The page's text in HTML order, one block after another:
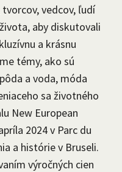
vedcov, ľudí
aby diskutovali
a krásnu
témy, ako sú
a voda, móda
sa životného
New European
2024 v Parc du
a histórie v Bruseli.
výročných cien